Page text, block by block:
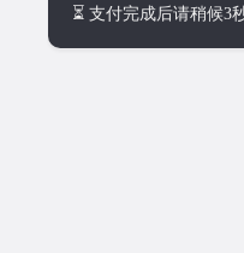
⏳ 支付完成后请稍候3